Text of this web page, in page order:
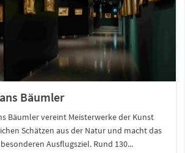
Bäumler
Bäumler vereint Meisterwerke der Kunst
Schätzen aus der Natur und macht das
Ausflugsziel. Rund 130...